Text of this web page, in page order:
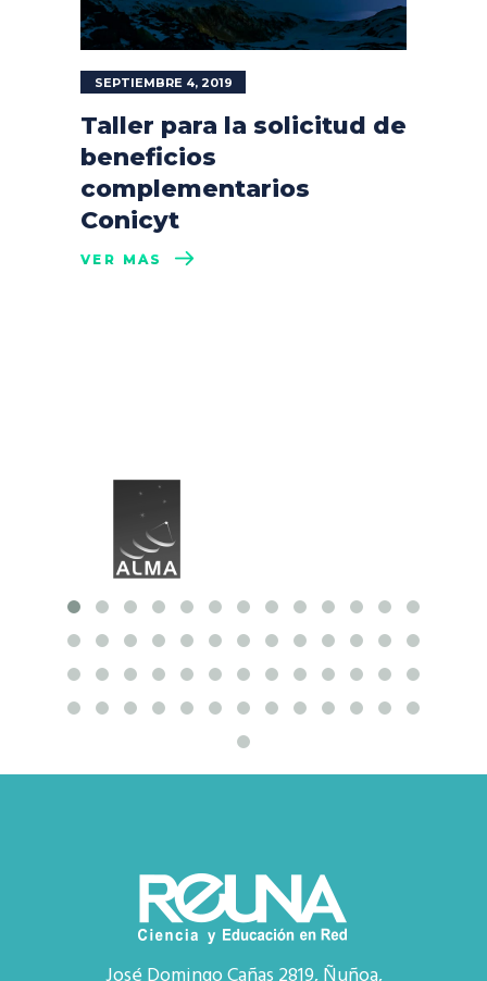
SEPTIEMBRE 4, 2019
Taller para la solicitud de
beneficios
complementarios
Conicyt
VER MÁS